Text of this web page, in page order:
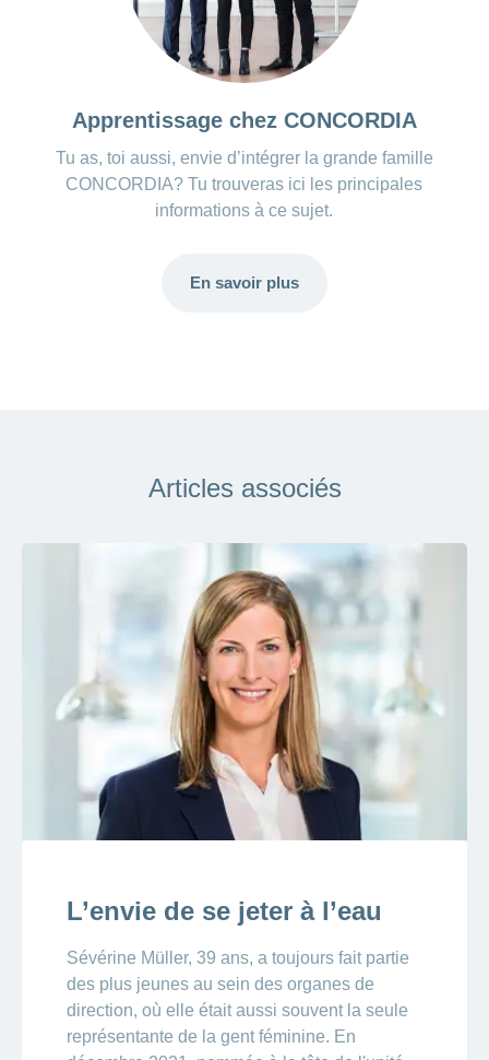
Apprentissage chez CONCORDIA
Tu as, toi aussi, envie d’intégrer la grande famille
CONCORDIA? Tu trouveras ici les principales
informations à ce sujet.
En savoir plus
Articles associés
L’envie de se jeter à l’eau
Sévérine Müller, 39 ans, a toujours fait partie
des plus jeunes au sein des organes de
direction, où elle était aussi souvent la seule
représentante de la gent féminine. En